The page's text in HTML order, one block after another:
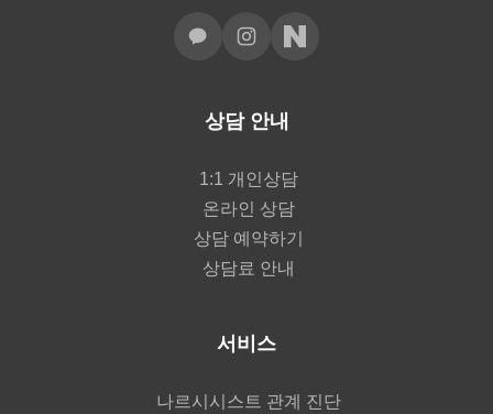
상담 안내
1:1 개인상담
온라인 상담
상담 예약하기
상담료 안내
서비스
나르시시스트 관계 진단